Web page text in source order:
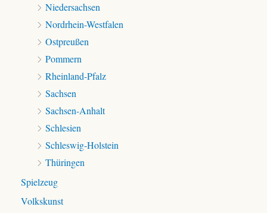
Niedersachsen
Nordrhein-Westfalen
Ostpreußen
Pommern
Rheinland-Pfalz
Sachsen
Sachsen-Anhalt
Schlesien
Schleswig-Holstein
Thüringen
Spielzeug
Volkskunst